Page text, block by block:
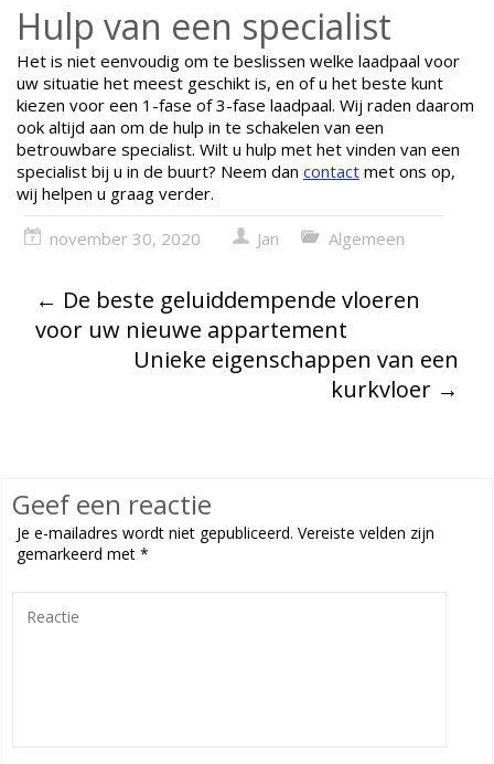
Hulp van een specialist
Het is niet eenvoudig om te beslissen welke laadpaal voor
uw situatie het meest geschikt is, en of u het beste kunt
kiezen voor een 1-fase of 3-fase laadpaal. Wij raden daarom
ook altijd aan om de hulp in te schakelen van een
betrouwbare specialist. Wilt u hulp met het vinden van een
specialist bij u in de buurt? Neem dan contact met ons op,
wij helpen u graag verder.
november 30, 2020 Jan Algemeen
← De beste geluiddempende vloeren
voor uw nieuwe appartement
Unieke eigenschappen van een
kurkvloer →
Geef een reactie
Je e-mailadres wordt niet gepubliceerd. Vereiste velden zijn
gemarkeerd met*